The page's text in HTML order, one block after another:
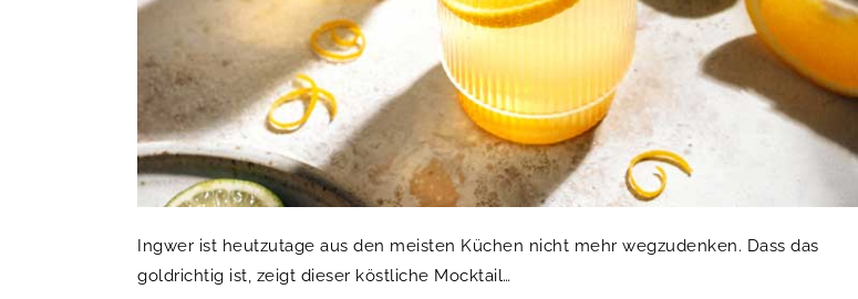
Ingwer ist heutzutage aus den meisten Küchen nicht mehr wegzudenken. Dass das
goldrichtig ist, zeigt dieser köstliche Mocktail…